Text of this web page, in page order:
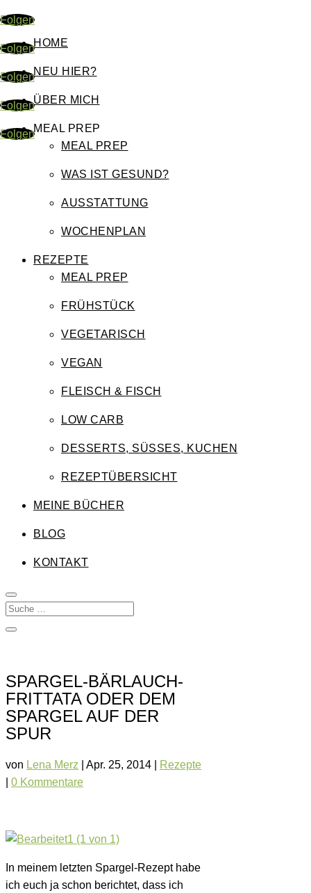
Folgen
Folgen
Folgen
Folgen
Folgen
HOME
NEU HIER?
ÜBER MICH
MEAL PREP
MEAL PREP
WAS IST GESUND?
AUSSTATTUNG
WOCHENPLAN
REZEPTE
MEAL PREP
FRÜHSTÜCK
VEGETARISCH
VEGAN
FLEISCH & FISCH
LOW CARB
DESSERTS, SÜSSES, KUCHEN
REZEPTÜBERSICHT
MEINE BÜCHER
BLOG
KONTAKT
SPARGEL-BÄRLAUCH-
FRITTATA ODER DEM
SPARGEL AUF DER
SPUR
von Lena Merz Apr. 25, 2014
Rezepte
0 Kommentare
In meinem letzten Spargel-Rezept habe
ich euch ja schon berichtet, dass ich